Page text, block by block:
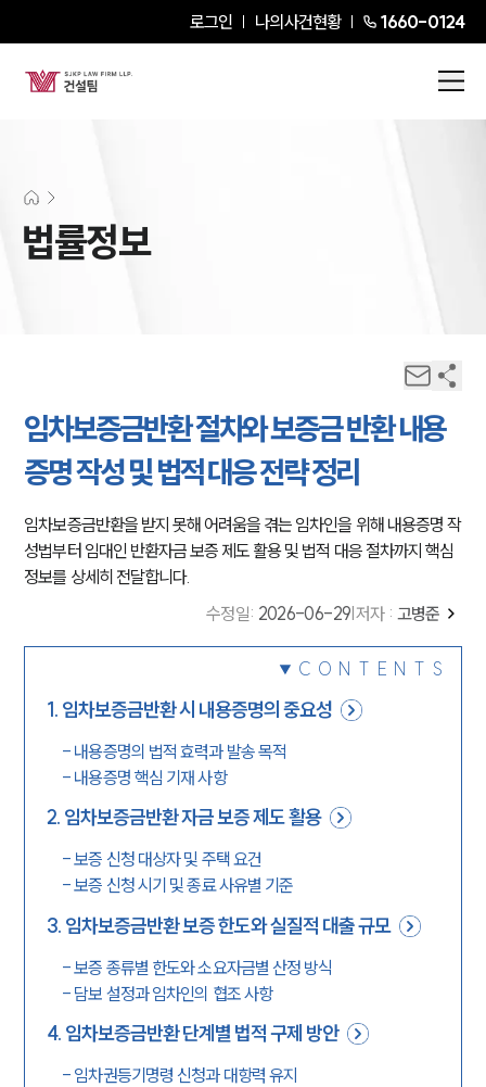
로그인 나의사건현황 1660-0124
법률정보
임차보증금반환 절차와 보증금 반환 내용
증명 작성 및 법적 대응 전략 정리
임차보증금반환을 받지 못해 어려움을 겪는 임차인을 위해 내용증명 작
성법부터 임대인 반환자금 보증 제도 활용 및 법적 대응 절차까지 핵심
정보를 상세히 전달합니다.
수정일: 2026-06-29 저자 : 고병준
CONTENTS
1. 임차보증금반환 시 내용증명의 중요성
- 내용증명의 법적 효력과 발송 목적
- 내용증명 핵심 기재 사항
2. 임차보증금반환 자금 보증 제도 활용
-보증 신청 대상자 및 주택 요건
-보증 신청 시기 및 종료 사유별 기준
3. 임차보증금반환 보증 한도와 실질적 대출 규모
-보증 종류별 한도와 소요자금별 산정 방식
- 담보 설정과 임차인의 협조 사항
4. 임차보증금반환 단계별 법적 구제 방안
- 임차권등기명령 신청과 대항력 유지